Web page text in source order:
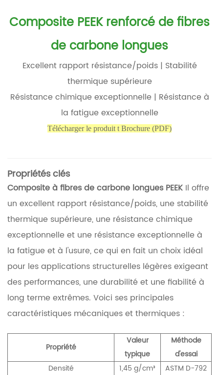
Composite PEEK renforcé de fibres
de carbone longues
Excellent rapport résistance/poids | Stabilité
thermique supérieure
Résistance chimique exceptionnelle | Résistance à
la fatigue exceptionnelle
Télécharger le produit t Brochure (PDF)
Propriétés clés
Composite à fibres de carbone longues PEEK Il offre
un excellent rapport résistance/poids, une stabilité
thermique supérieure, une résistance chimique
exceptionnelle et une résistance exceptionnelle à
la fatigue et à l'usure, ce qui en fait un choix idéal
pour les applications structurelles légères exigeant
des performances, une durabilité et une fiabilité à
long terme extrêmes. Voici ses principales
caractéristiques mécaniques et thermiques :
Propriété
Valeur
typique
Méthode
d'essai
Densité
1,45 g/cm³ ASTM D-792